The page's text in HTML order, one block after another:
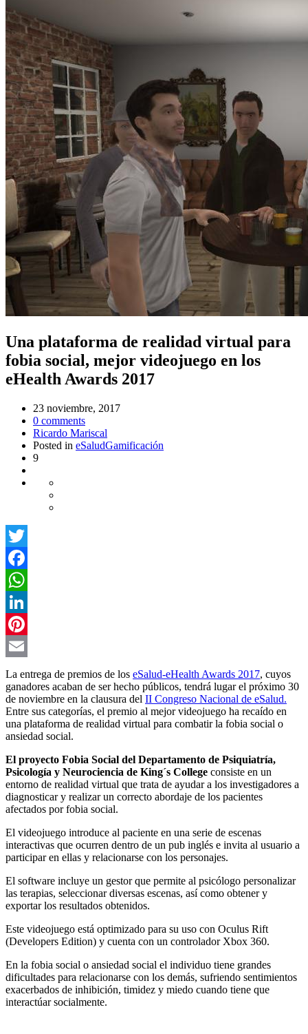
Una plataforma de realidad virtual para
fobia social, mejor videojuego en los
eHealth Awards 2017
23 noviembre, 2017
0 comments
Ricardo Mariscal
Posted in eSaludGamificación
9
Twitter
Facebook
WhatsApp
LinkedIn
Pinterest
Email
La entrega de premios de los eSalud-eHealth Awards 2017, cuyos
ganadores acaban de ser hecho públicos, tendrá lugar el próximo 30
de noviembre en la clausura del II Congreso Nacional de eSalud.
Entre sus categorías, el premio al mejor videojuego ha recaído en
una plataforma de realidad virtual para combatir la fobia social o
ansiedad social.
El proyecto Fobia Social del Departamento de Psiquiatría,
Psicología y Neurociencia de King´s College consiste en un
entorno de realidad virtual que trata de ayudar a los investigadores a
diagnosticar y realizar un correcto abordaje de los pacientes
afectados por fobia social.
El videojuego introduce al paciente en una serie de escenas
interactivas que ocurren dentro de un pub inglés e invita al usuario a
participar en ellas y relacionarse con los personajes.
El software incluye un gestor que permite al psicólogo personalizar
las terapias, seleccionar diversas escenas, así como obtener y
exportar los resultados obtenidos.
Este videojuego está optimizado para su uso con Oculus Rift
(Developers Edition) y cuenta con un controlador Xbox 360.
En la fobia social o ansiedad social el individuo tiene grandes
dificultades para relacionarse con los demás, sufriendo sentimientos
exacerbados de inhibición, timidez y miedo cuando tiene que
interactúar socialmente.